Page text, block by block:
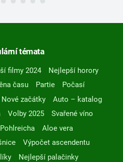
témata
filmy 2024
Nejlepší horory
času Partie
Počasí
Nové začátky
Auto – katalog
Volby 2025
Svařené víno
Aloe vera
Výpočet ascendentu
Nejlepší palačinky